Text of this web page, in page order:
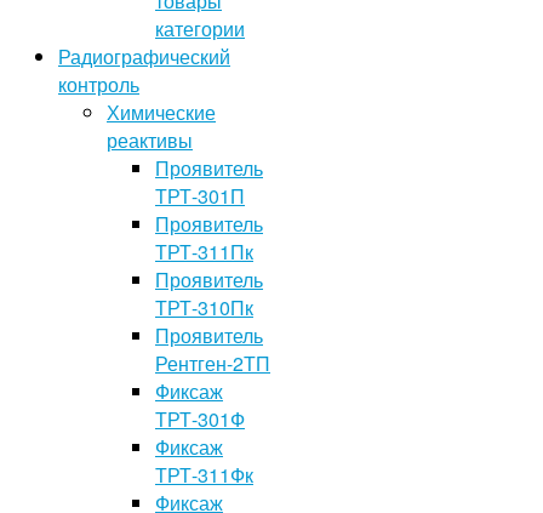
категории
Радиографический
контроль
Химические
реактивы
Проявитель
ТРТ-301П
Проявитель
ТРТ-311Пк
Проявитель
ТРТ-310Пк
Проявитель
Рентген-2ТП
Фиксаж
ТРТ-301Ф
Фиксаж
ТРТ-311Фк
Фиксаж